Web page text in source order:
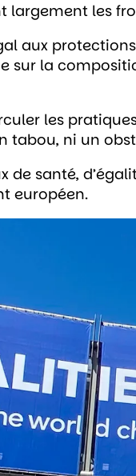
largement les
aux
la
les
tabou, ni un
de santé,
européen.